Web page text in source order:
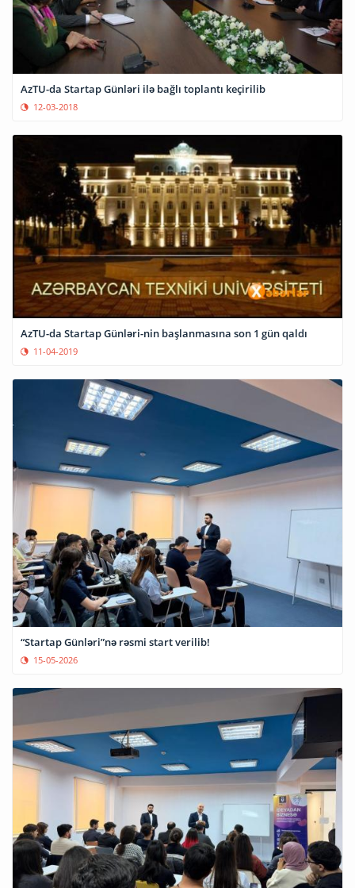
AzTU-da Startap Günləri ilə bağlı toplantı keçirilib
12-03-2018
AzTU-da Startap Günləri-nin başlanmasına son 1 gün qaldı
11-04-2019
“Startap Günləri”nə rəsmi start verilib!
15-05-2026